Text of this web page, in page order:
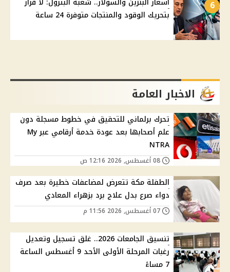
6
بتحريك الوقود والمنتجات متوفرة 24 ساعة
الاخبار العامة
تحرك برلماني للتحقيق في خطوط مسجلة دون
علم أصحابها بعد عودة خدمة أرقامي عبر My
NTRA
الطفلة مكة تتعرض لمضاعفات خطيرة بعد صرف
دواء صرع بدل علاج برد بزهراء المعادي
تنسيق الجامعات 2026.. غلق تسجيل وتعديل
رغبات المرحلة الأولى الأحد 9 أغسطس الساعة
7 مساءً